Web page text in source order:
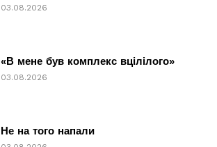
03.08.2026
«В мене був комплекс вцілілого»
03.08.2026
Не на того напали